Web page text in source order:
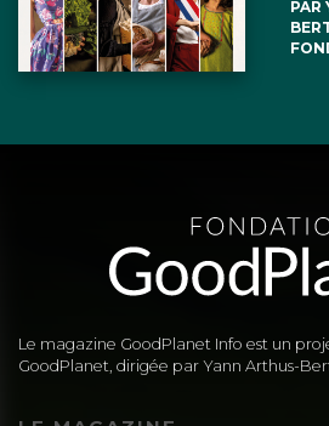
PAR
Le magazine GoodPlanet Info est un
GoodPlanet, dirigée par Yann Arthus-